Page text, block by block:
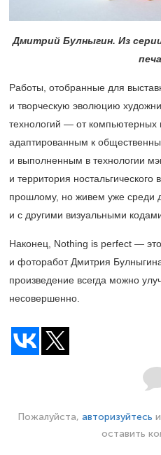
Дмитрий Булныгин. Из
Работы, отобранные для
и творческую эволюцию
технологий — от
адаптированным к
и выполненным в технологии
и территория
прошлому, но живем уже среди
и с другими визуальными
Наконец, Nothing is perfect —
и фоторабот Дмитрия
произведение всегда можно
несовершенно.
Пожалуйста, авторизуйтесь
оставить